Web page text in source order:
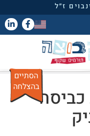
ז״ל
הסתיים
בהצלחה